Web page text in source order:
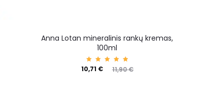
Anna Lotan mineralinis rankų kremas,
100ml
Įvertin
imas:
11,90€
10,71 €